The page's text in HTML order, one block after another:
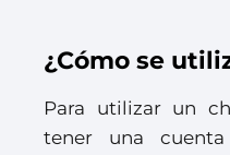
¿Cómo se
Para utilizar un
tener una